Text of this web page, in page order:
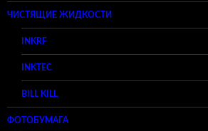
ЧИСТЯЩИЕ ЖИДКОСТИ
INKRF
INKTEC
BILL KILL
ФОТОБУМАГА